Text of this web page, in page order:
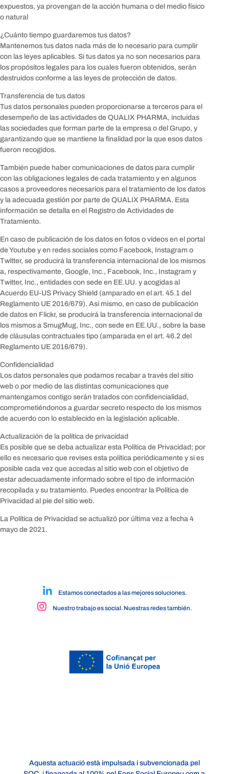
expuestos, ya provengan de la acción humana o del medio físico
o natural
¿Cuánto tiempo guardaremos tus datos?
Mantenemos tus datos nada más de lo necesario para cumplir
con las leyes aplicables. Si tus datos ya no son necesarios para
los propósitos legales para los cuales fueron obtenidos, serán
destruidos conforme a las leyes de protección de datos.
Transferencia de tus datos
Tus datos personales pueden proporcionarse a terceros para el
desempeño de las actividades de QUALIX PHARMA, incluidas
las sociedades que forman parte de la empresa o del Grupo, y
garantizando que se mantiene la finalidad por la que esos datos
fueron recogidos.
También puede haber comunicaciones de datos para cumplir
con las obligaciones legales de cada tratamiento y en algunos
casos a proveedores necesarios para el tratamiento de los datos
y la adecuada gestión por parte de QUALIX PHARMA. Esta
información se detalla en el Registro de Actividades de
Tratamiento.
En caso de publicación de los datos en fotos o vídeos en el portal
de Youtube y en redes sociales como Facebook, Instagram o
Twitter, se producirá la transferencia internacional de los mismos
a, respectivamente, Google, Inc., Facebook, Inc., Instagram y
Twitter, Inc., entidades con sede en EE.UU. y acogidas al
Acuerdo EU-US Privacy Shield (amparado en el art. 45.1 del
Reglamento UE 2016/679). Así mismo, en caso de publicación
de datos en Flickr, se producirá la transferencia internacional de
los mismos a SmugMug, Inc., con sede en EE.UU., sobre la base
de cláusulas contractuales tipo (amparada en el art. 46.2 del
Reglamento UE 2016/679).
Confidencialidad
Los datos personales que podamos recabar a través del sitio
web o por medio de las distintas comunicaciones que
mantengamos contigo serán tratados con confidencialidad,
comprometiéndonos a guardar secreto respecto de los mismos
de acuerdo con lo establecido en la legislación aplicable.
Actualización de la política de privacidad
Es posible que se deba actualizar esta Política de Privacidad; por
ello es necesario que revises esta política periódicamente y si es
posible cada vez que accedas al sitio web con el objetivo de
estar adecuadamente informado sobre el tipo de información
recopilada y su tratamiento. Puedes encontrar la Política de
Privacidad al pie del sitio web.
La Política de Privacidad se actualizó por última vez a fecha 4
mayo de 2021.
Estamos conectados a las mejores soluciones.
Nuestro trabajo es social. Nuestras redes también.
Aquesta actuació està impulsada i subvencionada pel